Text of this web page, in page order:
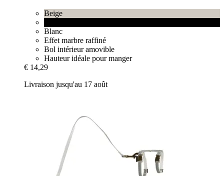
Beige
Blanc
Effet marbre raffiné
Bol intérieur amovible
Hauteur idéale pour manger
€ 14,29
Livraison jusqu'au 17 août